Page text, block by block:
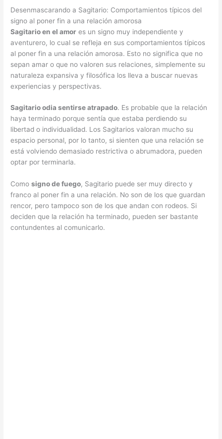
Desenmascarando a Sagitario: Comportamientos típicos del
signo al poner fin a una relación amorosa
Sagitario en el amor es un signo muy independiente y
aventurero, lo cual se refleja en sus comportamientos típicos
al poner fin a una relación amorosa. Esto no significa que no
sepan amar o que no valoren sus relaciones, simplemente su
naturaleza expansiva y filosófica los lleva a buscar nuevas
experiencias y perspectivas.
Sagitario odia sentirse atrapado. Es probable que la relación
haya terminado porque sentía que estaba perdiendo su
libertad o individualidad. Los Sagitarios valoran mucho su
espacio personal, por lo tanto, si sienten que una relación se
está volviendo demasiado restrictiva o abrumadora, pueden
optar por terminarla.
Comosigno de fuego, Sagitario puede ser muy directo y
franco al poner fin a una relación. No son de los que guardan
rencor, pero tampoco son de los que andan con rodeos. Si
deciden que la relación ha terminado, pueden ser bastante
contundentes al comunicarlo.